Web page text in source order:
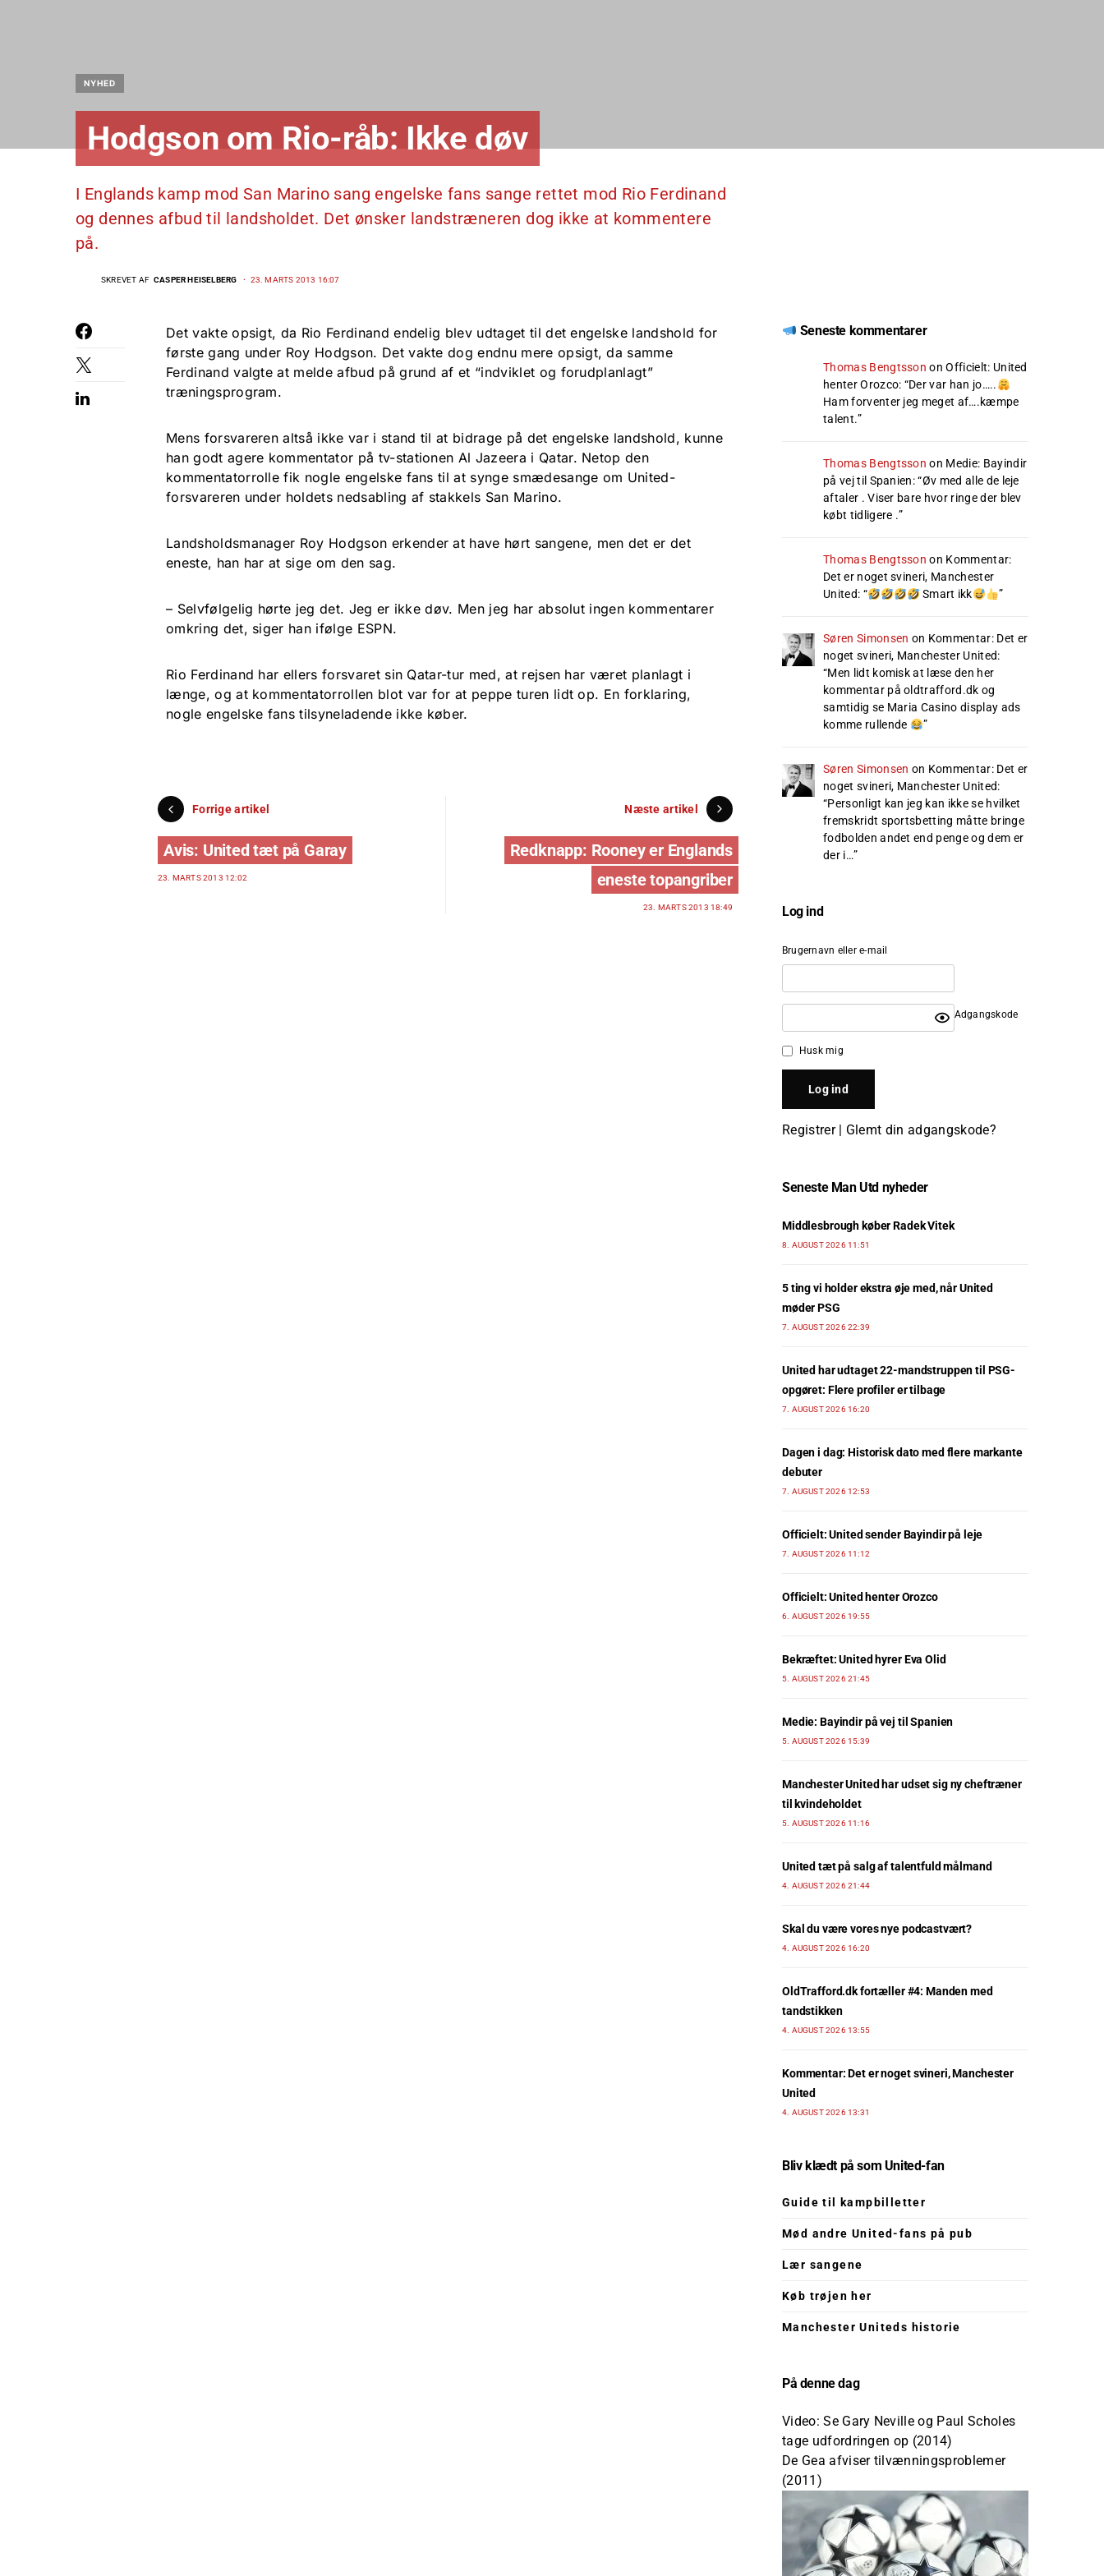
NYHED
Hodgson om Rio-råb: Ikke døv
I Englands kamp mod San Marino sang engelske fans sange rettet mod Rio Ferdinand
og dennes afbud til landsholdet. Det ønsker landstræneren dog ikke at kommentere
på.
SKREVET AF CASPER HEISELBERG 23. MARTS 2013 16:07
Det vakte opsigt, da Rio Ferdinand endelig blev udtaget til det engelske landshold for
første gang under Roy Hodgson. Det vakte dog endnu mere opsigt, da samme
Ferdinand valgte at melde afbud på grund af et “indviklet og forudplanlagt”
træningsprogram.
Mens forsvareren altså ikke var i stand til at bidrage på det engelske landshold, kunne
han godt agere kommentator på tv-stationen Al Jazeera i Qatar. Netop den
kommentatorrolle fik nogle engelske fans til at synge smædesange om United-
forsvareren under holdets nedsabling af stakkels San Marino.
Landsholdsmanager Roy Hodgson erkender at have hørt sangene, men det er det
eneste, han har at sige om den sag.
– Selvfølgelig hørte jeg det. Jeg er ikke døv. Men jeg har absolut ingen kommentarer
omkring det, siger han ifølge ESPN.
Rio Ferdinand har ellers forsvaret sin Qatar-tur med, at rejsen har været planlagt i
længe, og at kommentatorrollen blot var for at peppe turen lidt op. En forklaring,
nogle engelske fans tilsyneladende ikke køber.
Forrige artikel
Avis: United tæt på Garay
23. MARTS 2013 12:02
Næste artikel
Redknapp: Rooney er Englands
eneste topangriber
23. MARTS 2013 18:49
Seneste kommentarer
Thomas Bengtsson onOfficielt: United
henter Orozco: “Der var han jo…..
Ham forventer jeg meget af….kæmpe
talent.”
Thomas Bengtsson on Medie: Bayindir
på vej til Spanien: “Øv med alle de leje
aftaler . Viser bare hvor ringe der blev
købt tidligere .”
Thomas Bengtsson on Kommentar:
Det er noget svineri, Manchester
United: “ Smart ikk ”
Søren Simonsen on Kommentar: Det er
noget svineri, Manchester United:
“Men lidt komisk at læse den her
kommentar på oldtrafford.dk og
samtidig se Maria Casino display ads
komme rullende
”
Søren Simonsen on Kommentar: Det er
noget svineri, Manchester United:
“Personligt kan jeg kan ikke se hvilket
fremskridt sportsbetting måtte bringe
fodbolden andet end penge og dem er
der i…”
Log ind
Brugernavn eller e-mail
Adgangskode
Husk mig
Registrer| Glemt din adgangskode?
Seneste Man Utd nyheder
Middlesbrough køber Radek Vitek
8. AUGUST 2026 11:51
5 ting vi holder ekstra øje med, når United
møder PSG
7. AUGUST 2026 22:39
United har udtaget 22-mandstruppen til PSG-
opgøret: Flere profiler er tilbage
7. AUGUST 2026 16:20
Dagen i dag: Historisk dato med flere markante
debuter
7. AUGUST 2026 12:53
Officielt: United sender Bayindir på leje
7. AUGUST 2026 11:12
Officielt: United henter Orozco
6. AUGUST 2026 19:55
Bekræftet: United hyrer Eva Olid
5. AUGUST 2026 21:45
Medie: Bayindir på vej til Spanien
5. AUGUST 2026 15:39
Manchester United har udset sig ny cheftræner
til kvindeholdet
5. AUGUST 2026 11:16
United tæt på salg af talentfuld målmand
4. AUGUST 2026 21:44
Skal du være vores nye podcastvært?
4. AUGUST 2026 16:20
OldTrafford.dk fortæller #4: Manden med
tandstikken
4. AUGUST 2026 13:55
Kommentar: Det er noget svineri, Manchester
United
4. AUGUST 2026 13:31
Bliv klædt på som United-fan
Guide til kampbilletter
Mød andre United-fans på pub
Lær sangene
Køb trøjen her
Manchester Uniteds historie
På denne dag
Video: Se Gary Neville og Paul Scholes
tage udfordringen op (2014)
De Gea afviser tilvænningsproblemer
(2011)